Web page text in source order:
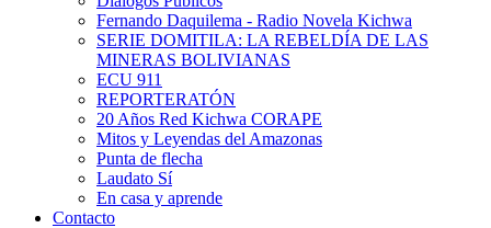
Fernando Daquilema - Radio Novela Kichwa
SERIE DOMITILA: LA REBELDÍA DE LAS
MINERAS BOLIVIANAS
ECU 911
REPORTERATÓN
20 Años Red Kichwa CORAPE
Mitos y Leyendas del Amazonas
Punta de flecha
Laudato Sí
En casa y aprende
Contacto